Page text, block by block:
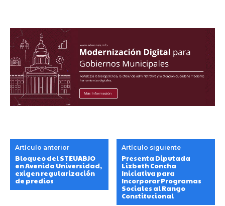
Artículo anterior
Bloqueo del STEUABJO
en Avenida Universidad,
exigen regularización
de predios
Artículo siguiente
Presenta Diputada
Lizbeth Concha
Iniciativa para
Incorporar Programas
Sociales al Rango
Constitucional